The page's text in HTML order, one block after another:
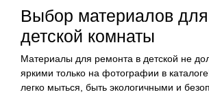
Выбор материалов для
детской комнаты
Материалы для ремонта в детской не
яркими только на фотографии в
легко мыться, быть экологичными и